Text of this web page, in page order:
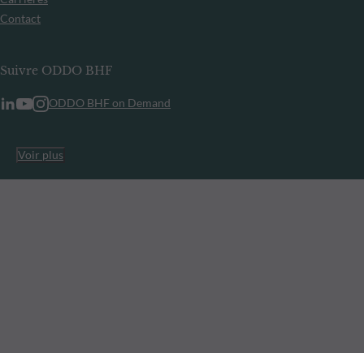
Contact
Suivre ODDO BHF
ODDO BHF on Demand
Voir plus